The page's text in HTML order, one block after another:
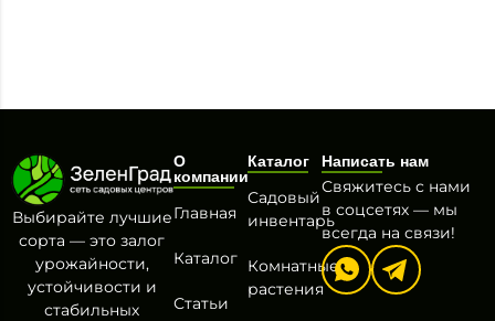
Выбирайте лучшие
сорта — это залог
урожайности,
устойчивости и
стабильных
О
компании
Главная
Каталог
Статьи
Каталог
Садовый
инвентарь
Комнатные
растения
Написать нам
Свяжитесь с нами
в соцсетях — мы
всегда на связи!